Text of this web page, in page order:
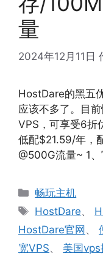
量
2024年12月11日
HostDare的黑五
应该不多了。目
VPS，可享受6折
低配$21.59/年，
@500G流量~ 1
分
类
畅玩主机
标
签
HostDare、
HostDare官网、
宽VPS、 美国vps